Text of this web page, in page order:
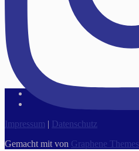
Impressum | Datenschutz
Gemacht mit von Graphene Themes